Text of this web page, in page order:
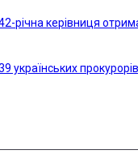
річна керівниця
українських